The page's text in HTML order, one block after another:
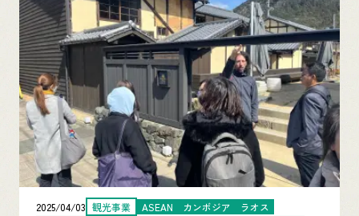
2025/04/03 観光事業 ASEAN カンボジア
ラオス